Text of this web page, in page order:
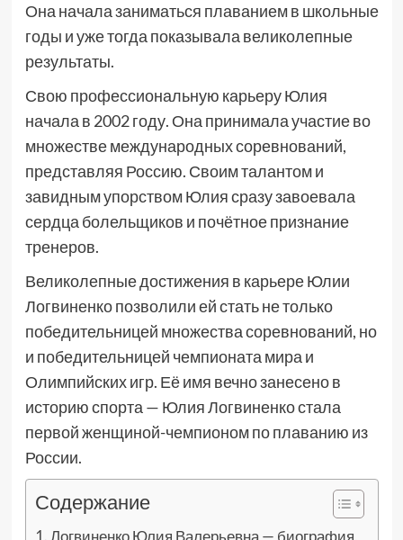
Она начала заниматься плаванием в школьные
годы и уже тогда показывала великолепные
результаты.
Свою профессиональную карьеру Юлия
начала в 2002 году. Она принимала участие во
множестве международных соревнований,
представляя Россию. Своим талантом и
завидным упорством Юлия сразу завоевала
сердца болельщиков и почётное признание
тренеров.
Великолепные достижения в карьере Юлии
Логвиненко позволили ей стать не только
победительницей множества соревнований, но
и победительницей чемпионата мира и
Олимпийских игр. Её имя вечно занесено в
историю спорта — Юлия Логвиненко стала
первой женщиной-чемпионом по плаванию из
России.
Содержание
Логвиненко Юлия Валерьевна — биография,